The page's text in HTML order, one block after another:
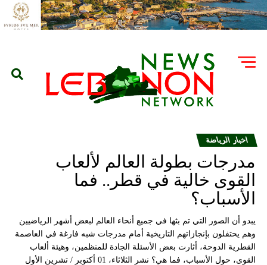
اخبار الرياضة
مدرجات بطولة العالم لألعاب
القوى خالية في قطر.. فما
الأسباب؟
يبدو أن الصور التي تم بثها في جميع أنحاء العالم لبعض أشهر الرياضيين
وهم يحتفلون بإنجازاتهم التاريخية أمام مدرجات شبه فارغة في العاصمة
القطرية الدوحة، أثارت بعض الأسئلة الجادة للمنظمين، وهيئة ألعاب
القوى، حول الأسباب، فما هي؟ نشر الثلاثاء، 01 أكتوبر / تشرين الأول